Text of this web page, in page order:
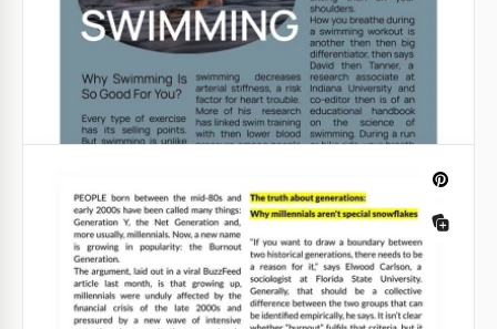
Non perdere l'opportunità di pubblicare il tuo
articolo sul nostro bellissimo modello realizzato in
colori super luminosi.
Articolo sportivo grigio